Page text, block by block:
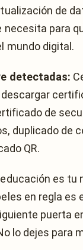
de
necesita para
mundo digital.
detectadas:
descargar
de
duplicado de
QR.
es tu
en regla es
puerta
lo dejes para